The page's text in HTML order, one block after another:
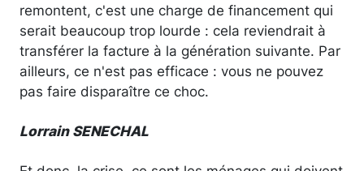
remontent, c'est une charge de financement qui
serait beaucoup trop lourde : cela reviendrait à
transférer la facture à la génération suivante. Par
ailleurs, ce n'est pas efficace : vous ne pouvez
pas faire disparaître ce choc.
Lorrain SENECHAL